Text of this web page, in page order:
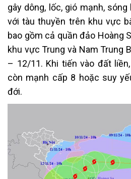
gây dông, lốc, gió mạnh,
với tàu thuyền trên khu vực
bao gồm cả quần đảo Hoàng
khu vực Trung và Nam Trung
– 12/11. Khi tiến vào đất
còn mạnh cấp 8 hoặc suy
đới.